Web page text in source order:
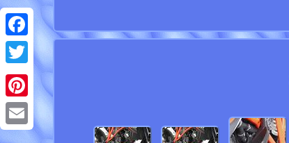
Facebook
Twitter
Pinterest
Email